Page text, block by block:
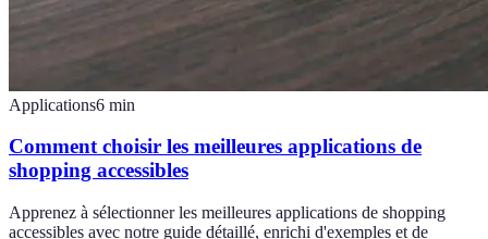
Applications6 min
Comment choisir les meilleures applications de
shopping accessibles
Apprenez à sélectionner les meilleures applications de shopping
accessibles avec notre guide détaillé, enrichi d'exemples et de